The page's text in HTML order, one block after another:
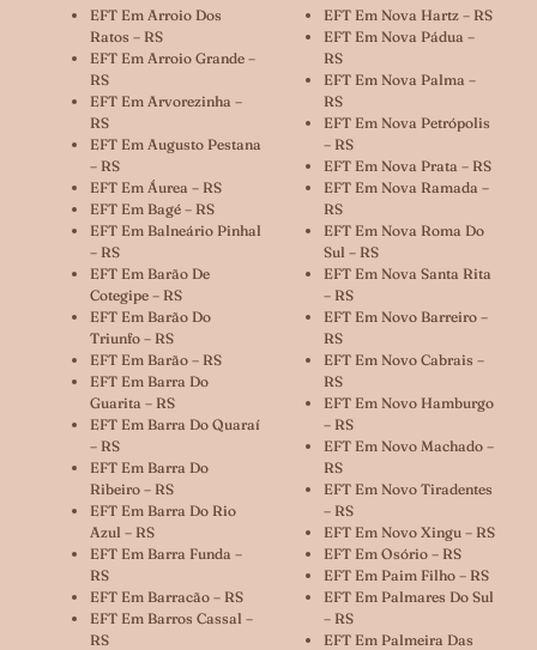
EFT Em Arroio Dos
Ratos – RS
EFT Em Arroio Grande –
RS
EFT Em Arvorezinha –
RS
EFT Em Augusto Pestana
– RS
EFT Em Áurea – RS
EFT Em Bagé – RS
EFT Em Balneário Pinhal
– RS
EFT Em Barão De
Cotegipe – RS
EFT Em Barão Do
Triunfo – RS
EFT Em Barão – RS
EFT Em Barra Do
Guarita – RS
EFT Em Barra Do Quaraí
– RS
EFT Em Barra Do
Ribeiro – RS
EFT Em Barra Do Rio
Azul – RS
EFT Em Barra Funda –
RS
EFT Em Barracão – RS
EFT Em Barros Cassal –
RS
EFT Em Nova Hartz – RS
EFT Em Nova Pádua –
RS
EFT Em Nova Palma –
RS
EFT Em Nova Petrópolis
– RS
EFT Em Nova Prata – RS
EFT Em Nova Ramada –
RS
EFT Em Nova Roma Do
Sul – RS
EFT Em Nova Santa Rita
– RS
EFT Em Novo Barreiro –
RS
EFT Em Novo Cabrais –
RS
EFT Em Novo Hamburgo
– RS
EFT Em Novo Machado –
RS
EFT Em Novo Tiradentes
– RS
EFT Em Novo Xingu – RS
EFT Em Osório – RS
EFT Em Paim Filho – RS
EFT Em Palmares Do Sul
– RS
EFT Em Palmeira Das